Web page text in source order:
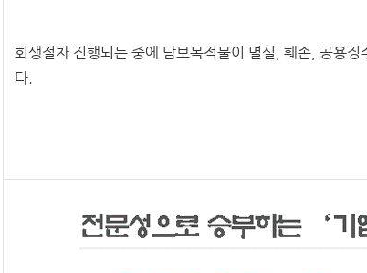
회생절차 진행되는 중에 담보목적물이 멸실, 훼손, 공용
다.